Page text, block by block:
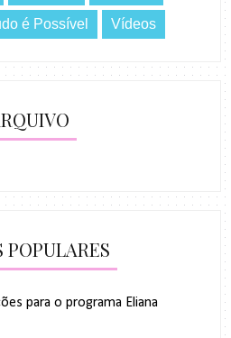
é Possível Vídeos
POPULARES
para o programa Eliana